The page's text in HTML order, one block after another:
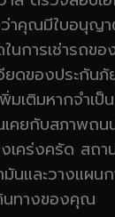
าคุณมีใบอนุญ
นการเช่ารถข
ยดของประกั
มเติมหากจำเ
เคยกับสภาพถ
เคร่งครัด สถา
นและวางแผนก
นทางของคุณ